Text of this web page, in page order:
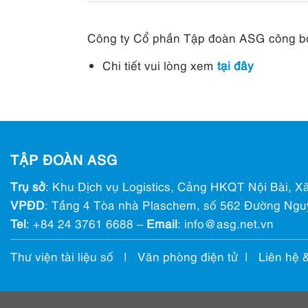
Công ty Cổ phần Tập đoàn ASG công
Chi tiết vui lòng xemtại đây
TẬP ĐOÀN ASG
Trụ sở: Khu Dịch vụ Logistics, Cảng HKQT Nội Bài,
VPĐD: Tầng 4 Tòa nhà Plaschem, số 562 Đường
Tel: +84 24 3761 6688 – Email: info@ asg.net.vn
Thư viện tài liệu số | Văn phòng điện tử | Liên hệ